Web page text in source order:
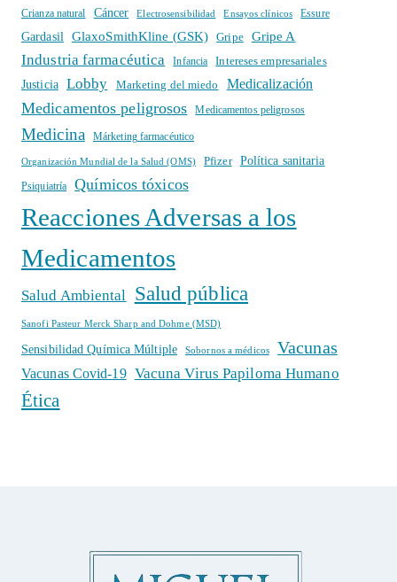
Crianza natural Cáncer Electrosensibilidad Ensayos clínicos Essure
Gardasil GlaxoSmithKline (GSK) Gripe Gripe A
Industria farmacéutica Infancia
Intereses empresariales
Justicia
Lobby Marketing del miedo Medicalización
Medicamentos peligrosos Medicamentos peligrosos
Medicina Márketing farmacéutico
Organización Mundial de la Salud (OMS) Pfizer Política sanitaria
Psiquiatría Químicos tóxicos
Reacciones Adversas a los
Medicamentos
Salud Ambiental Salud pública
Sanofi Pasteur Merck Sharp and Dohme (MSD)
Sensibilidad Química Múltiple Sobornos a médicos Vacunas
Vacunas Covid-19 Vacuna Virus Papiloma Humano
Ética